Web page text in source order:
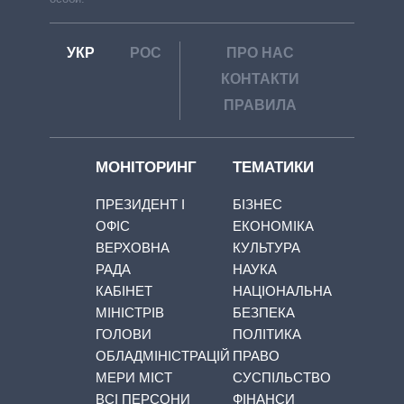
УКР РОС
ПРО НАС
КОНТАКТИ
ПРАВИЛА
МОНІТОРИНГ
ПРЕЗИДЕНТ І
ОФІС
ВЕРХОВНА
РАДА
КАБІНЕТ
МІНІСТРІВ
ГОЛОВИ
ОБЛАДМІНІСТРАЦІЙ
МЕРИ МІСТ
ВСІ ПЕРСОНИ
ТЕМАТИКИ
БІЗНЕС
ЕКОНОМІКА
КУЛЬТУРА
НАУКА
НАЦІОНАЛЬНА
БЕЗПЕКА
ПОЛІТИКА
ПРАВО
СУСПІЛЬСТВО
ФІНАНСИ